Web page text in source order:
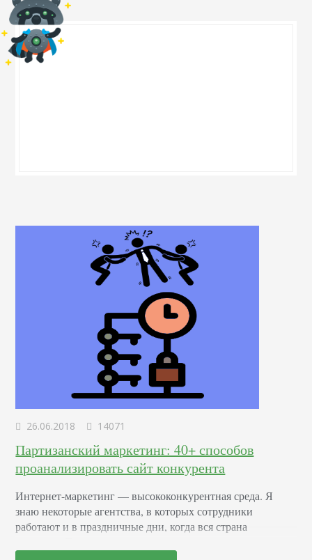
26.06.2018 14071
Партизанский маркетинг: 40+ способов
проанализировать сайт конкурента
Интернет-маркетинг — высококонкурентная среда. Я
знаю некоторые агентства, в которых сотрудники
работают и в праздничные дни, когда вся страна
меняется. Вчера твой сайт был в топе Google, а сегодня